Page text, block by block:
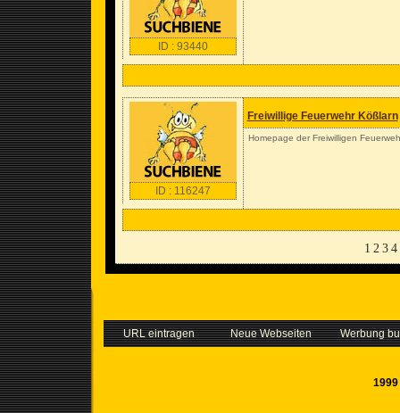
ID : 93440
ID : 116247
Freiwillige Feuerwehr Kößlarn
Homepage der Freiwilligen
1 2 3 4
URL eintragen Neue Webseiten Werbung